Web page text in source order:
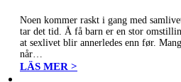
Noen kommer raskt i gang med
tar det tid. Å få barn er en stor
at sexlivet blir annerledes enn før.
når…
LÄS MER >